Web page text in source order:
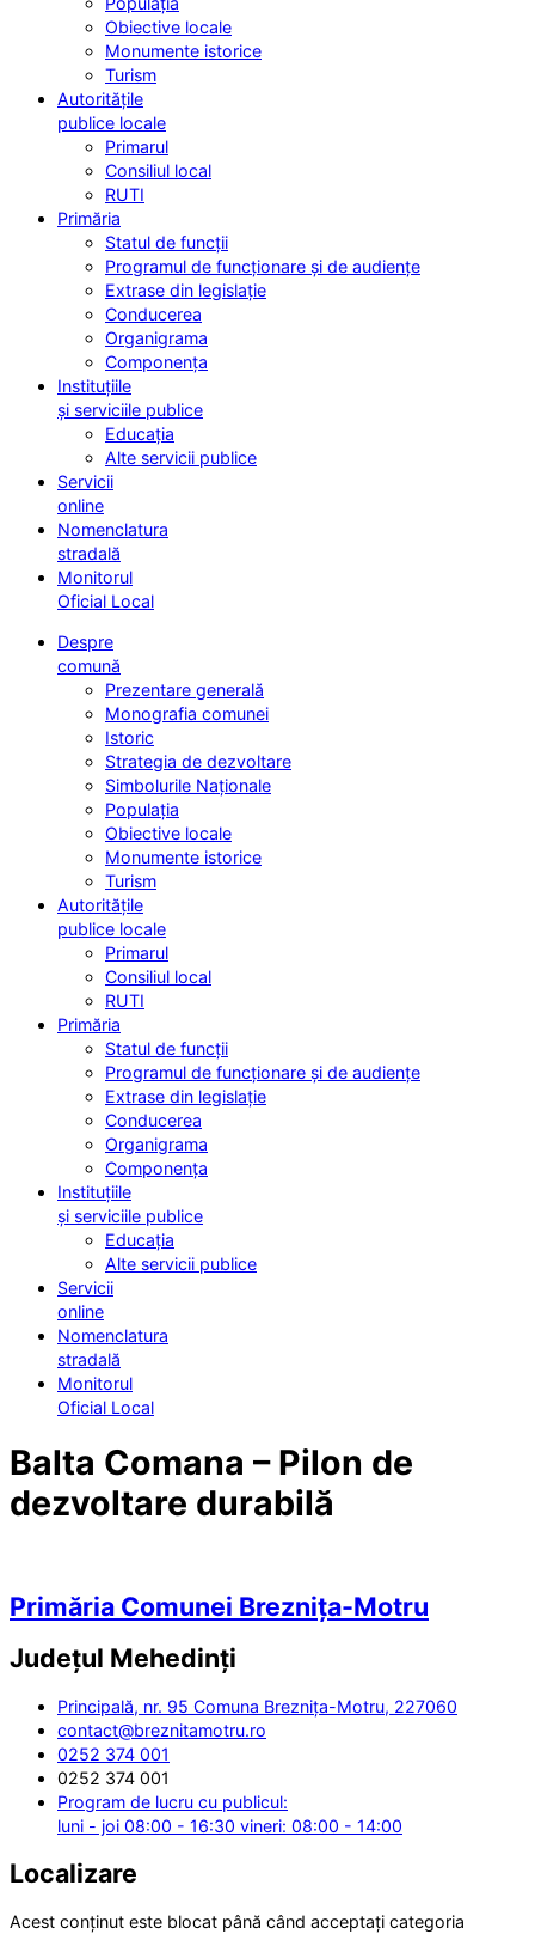
Obiective locale
Monumente istorice
Turism
Autoritățile
publice locale
Primarul
Consiliul local
RUTI
Primăria
Statul de funcții
Programul de funcționare și de audiențe
Extrase din legislație
Conducerea
Organigrama
Componența
Instituțiile
și serviciile publice
Educația
Alte servicii publice
Servicii
online
Nomenclatura
stradală
Monitorul
Oficial Local
Despre
comună
Prezentare generală
Monografia comunei
Istoric
Strategia de dezvoltare
Simbolurile Naționale
Populația
Obiective locale
Monumente istorice
Turism
Autoritățile
publice locale
Primarul
Consiliul local
RUTI
Primăria
Statul de funcții
Programul de funcționare și de audiențe
Extrase din legislație
Conducerea
Organigrama
Componența
Instituțiile
și serviciile publice
Educația
Alte servicii publice
Servicii
online
Nomenclatura
stradală
Monitorul
Oficial Local
Balta Comana – Pilon de
dezvoltare durabilă
Primăria Comunei Breznița-Motru
Județul Mehedinți
Principală, nr. 95 Comuna Breznița-Motru, 227060
contact@breznitamotru.ro
0252 374 001
0252 374 001
Program de lucru cu publicul:
luni - joi 08:00 - 16:30 vineri: 08:00 - 14:00
Localizare
Acest conținut este blocat până când acceptați categoria